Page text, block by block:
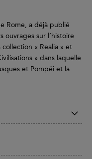
Rome, a déjà publié
ouvrages sur l’histoire
« Realia » et
» dans laquelle
et Pompéi et la